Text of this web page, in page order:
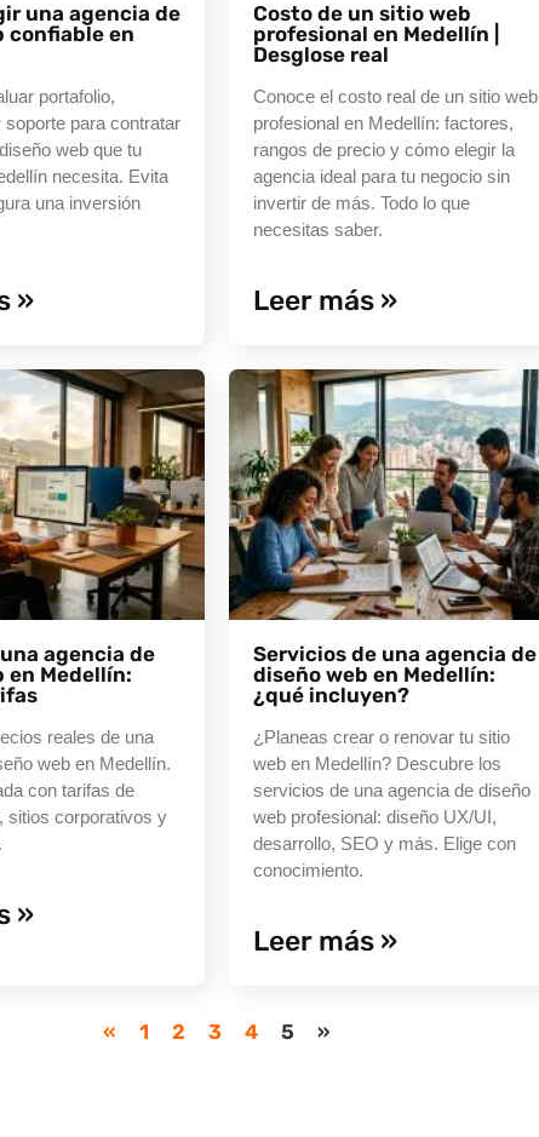
una agencia de
confiable en
portafolio,
soporte para contratar
web que tu
necesita. Evita
una inversión
»
Costo de un sitio web
profesional en Medellín |
Desglose real
Conoce el costo real de un sitio web
profesional en Medellín: factores,
rangos de precio y cómo elegir la
agencia ideal para tu negocio sin
invertir de más. Todo lo que
necesitas saber.
Leer más »
agencia de
en Medellín:
reales de una
web en Medellín.
con tarifas de
sitios corporativos y
»
Servicios de una agencia de
diseño web en Medellín:
¿qué incluyen?
¿Planeas crear o renovar tu sitio
web en Medellín? Descubre los
servicios de una agencia de diseño
web profesional: diseño UX/UI,
desarrollo, SEO y más. Elige con
conocimiento.
Leer más »
« 1 2 3 4 5 »